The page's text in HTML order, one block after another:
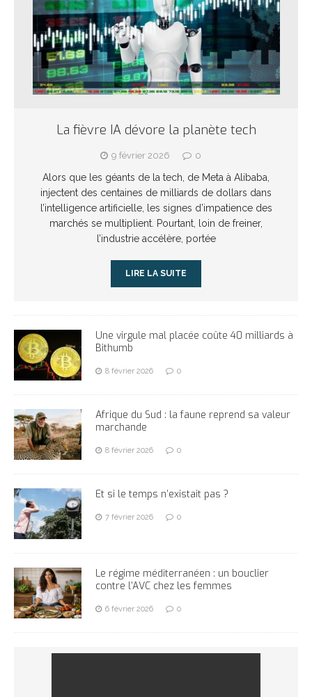
La fièvre IA dévore la planète tech
9 février 2026 0
Alors que les géants de la tech, de Meta à Alibaba,
injectent des centaines de milliards de dollars dans
l’intelligence artificielle, les signes d’impatience des
marchés se multiplient. Pourtant, loin de freiner,
l’industrie accélère, portée
LIRE LA SUITE
Une virgule mal placée coûte 40 milliards à
Bithumb
8 février 2026 0
Afrique du Sud : la faune reprend sa valeur
marchande
8 février 2026 0
Et si le temps n’existait pas ?
7 février 2026 0
Le régime méditerranéen : un bouclier
contre l’AVC chez les femmes
6 février 2026 0